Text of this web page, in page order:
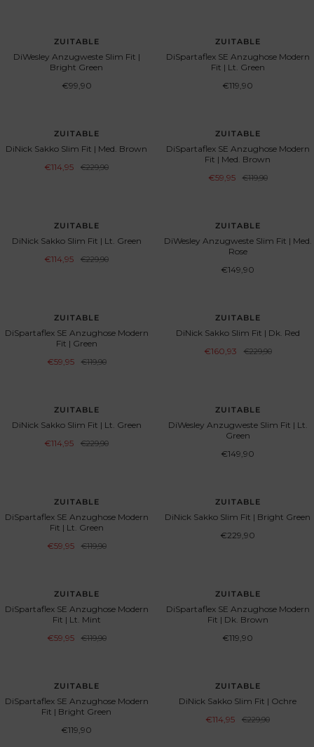
ZUITABLE
DiWesley Anzugweste Slim Fit |
Bright Green
Aanbiedingsprijs
€99,90
ZUITABLE
DiSpartaflex SE Anzughose Modern
Fit | Lt. Green
Aanbiedingsprijs
€119,90
BESPAAR 50%ZUITABLE
DiNick Sakko Slim Fit | Med. Brown
Aanbiedingsprijs
€114,95
Normale
€229,90
BESPAAR 50%ZUITABLE
DiSpartaflex SE Anzughose Modern
Fit | Med. Brown
Aanbiedingsprijs
€59,95
Normale
€119,90
BESPAAR 50%ZUITABLE
DiNick Sakko Slim Fit | Lt. Green
Aanbiedingsprijs
€114,95
Normale
€229,90
ZUITABLE
DiWesley Anzugweste Slim Fit | Med.
Rose
Aanbiedingsprijs
€149,90
BESPAAR 50%ZUITABLE
DiSpartaflex SE Anzughose Modern
Fit | Green
Aanbiedingsprijs
€59,95
Normale
€119,90
BESPAAR 30%ZUITABLE
DiNick Sakko Slim Fit | Dk. Red
Aanbiedingsprijs
€160,93
Normale
€229,90
BESPAAR 50%ZUITABLE
DiNick Sakko Slim Fit | Lt. Green
Aanbiedingsprijs
€114,95
Normale
€229,90
ZUITABLE
DiWesley Anzugweste Slim Fit | Lt.
Green
Aanbiedingsprijs
€149,90
BESPAAR 50%ZUITABLE
DiSpartaflex SE Anzughose Modern
Fit | Lt. Green
Aanbiedingsprijs
€59,95
Normale
€119,90
ZUITABLE
DiNick Sakko Slim Fit | Bright Green
Aanbiedingsprijs
€229,90
BESPAAR 50%ZUITABLE
DiSpartaflex SE Anzughose Modern
Fit | Lt. Mint
Aanbiedingsprijs
€59,95
Normale
€119,90
ZUITABLE
DiSpartaflex SE Anzughose Modern
Fit | Dk. Brown
Aanbiedingsprijs
€119,90
ZUITABLE
DiSpartaflex SE Anzughose Modern
Fit | Bright Green
Aanbiedingsprijs
€119,90
BESPAAR 50%ZUITABLE
DiNick Sakko Slim Fit | Ochre
Aanbiedingsprijs
€114,95
Normale
€229,90